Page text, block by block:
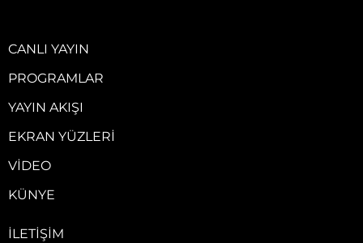
CANLI YAYIN
PROGRAMLAR
YAYIN AKIŞI
EKRAN YÜZLERI
VIDEO
KÜNYE
İLETIŞIM